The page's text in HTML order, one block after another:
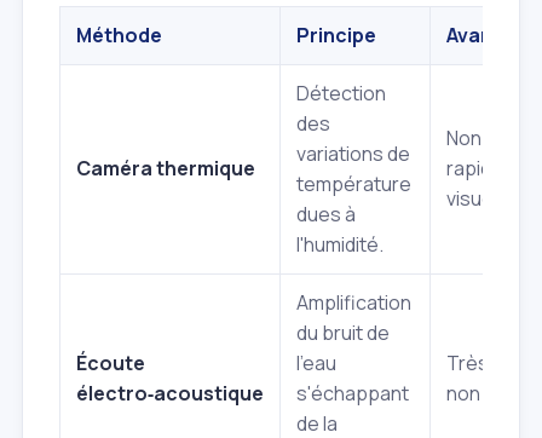
Méthode Principe
Caméra thermique
Détection
des
variations de
température
dues à
l'humidité.
Non
rapide,
visuelle.
Écoute
électro‑acoustique
Amplification
du bruit de
l'eau
s'échappant
de la
Très
non